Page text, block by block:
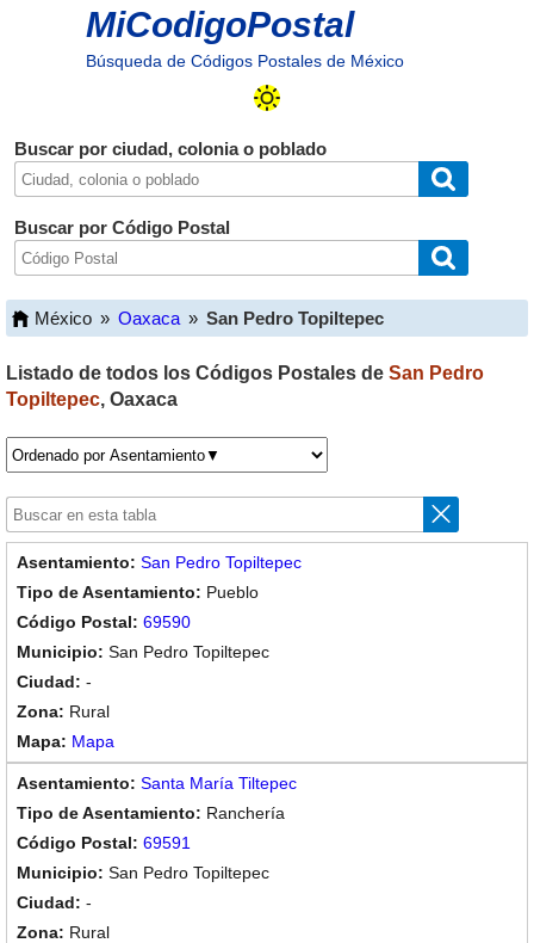
MiCodigoPostal
Búsqueda de Códigos Postales de México
Buscar por ciudad, colonia o poblado
Buscar por Código Postal
México » Oaxaca » San Pedro Topiltepec
Listado de todos los Códigos Postales de San Pedro
Topiltepec, Oaxaca
San Pedro Topiltepec
Pueblo
69590
San Pedro Topiltepec
-
Rural
Mapa
Santa María Tiltepec
Ranchería
69591
San Pedro Topiltepec
-
Rural